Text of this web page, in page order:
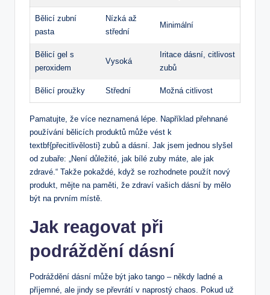
Bělicí zubní
pasta
Nízká až
střední
Minimální
Bělicí gel s
peroxidem
Vysoká
Iritace dásní, citlivost
zubů
Bělicí proužky Střední Možná citlivost
Pamatujte, že více neznamená lépe. Například přehnané
používání bělicích produktů může vést k
textbf{přecitlivělosti} zubů a dásní. Jak jsem jednou slyšel
od zubaře: „Není důležité, jak bílé zuby máte, ale jak
zdravé.“ Takže pokaždé, když se rozhodnete použít nový
produkt, mějte na paměti, že zdraví vašich dásní by mělo
být na prvním místě.
Jak reagovat při
podráždění dásní
Podráždění dásní může být jako tango – někdy ladné a
příjemné, ale jindy se převrátí v naprostý chaos. Pokud už